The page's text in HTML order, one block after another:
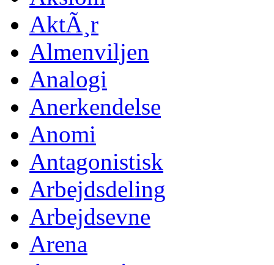
AktÃ¸r
Almenviljen
Analogi
Anerkendelse
Anomi
Antagonistisk
Arbejdsdeling
Arbejdsevne
Arena